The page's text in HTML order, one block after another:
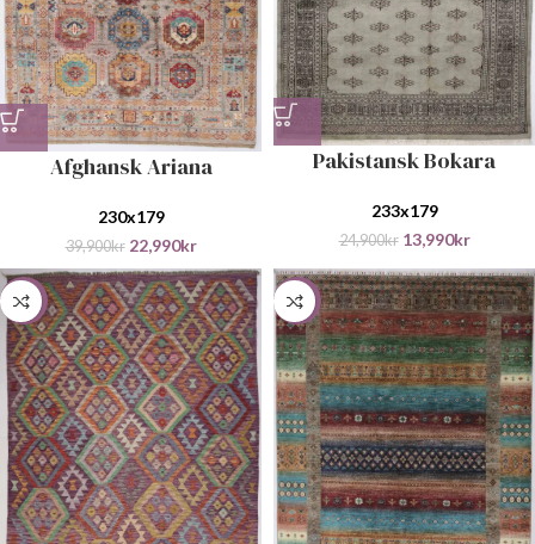
Afghansk Ariana
230x179
39,900kr 22,990kr
Pakistansk Bokara
233x179
24,900kr 13,990kr
-47% -70%